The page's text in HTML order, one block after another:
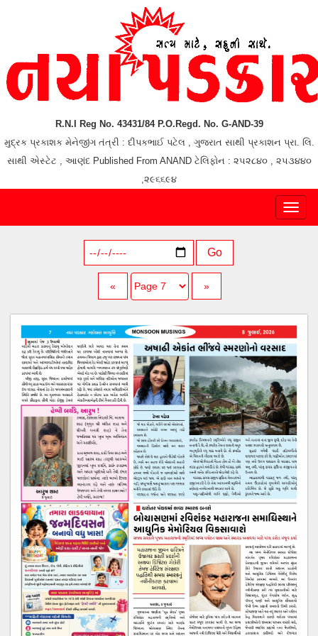
R.N.I Reg No. 43431/84 P.O.Regd. No. G-AND-39
મુદ્રક પ્રકાશક મેનેજીંગ તંત્રી : દીપકભાઈ પટેલ , ગુજરાત સાથી પ્રકાશન પ્રા. લિ.
સાથી એસ્ટેટ , આણંદ Published From ANAND ટેલિફોન : ૨૫૨૮૪૦ , ૨૫૩૪૪૦
,૨૯૬૬૯૪
Go
« »